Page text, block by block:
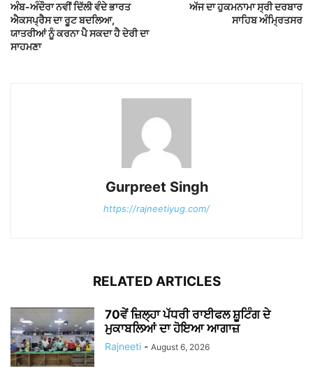
ਅੰਬ-ਅੰਦੌਰਾ ਨਵੀਂ ਦਿੱਲੀ ਵੰਦੇ ਭਾਰਤ
ਐਕਸਪ੍ਰੈਸ ਦਾ ਰੂਟ ਬਦਲਿਆ,
ਯਾਤਰੀਆਂ ਨੂੰ ਕਰਨਾ ਪੈ ਸਕਦਾ ਹੈ ਦੇਰੀ ਦਾ
ਸਾਹਮਣਾ
ਅੱਜ ਦਾ ਹੁਕਮਨਾਮਾ ਸ੍ਰੀ ਦਰਬਾਰ
ਸਾਹਿਬ ਅੰਮ੍ਰਿਤਸਰ
Gurpreet Singh
https://rajneetiyug.com/
RELATED ARTICLES
70ਵੇਂ ਜ਼ਿਲ੍ਹਾ ਪੱਧਰੀ ਰਾਈਫਲ ਸ਼ੂਟਿੰਗ ਦੇ
ਮੁਕਾਬਲਿਆਂ ਦਾ ਹੋਇਆ ਆਗਾਜ਼
Rajneeti - August 6, 2026